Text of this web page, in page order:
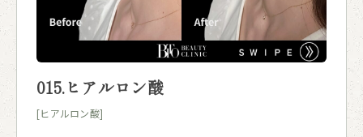
015.ヒアルロン酸
[ヒアルロン酸]